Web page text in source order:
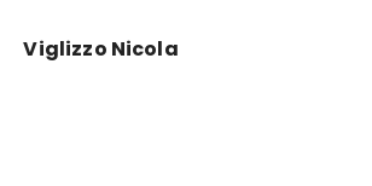
Viglizzo Nicola